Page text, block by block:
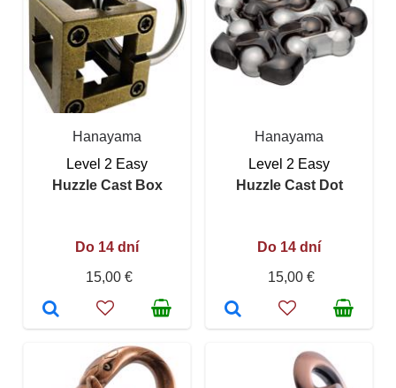
Hanayama
Level 2 Easy
Huzzle Cast Box
Do 14 dní
15,00 €
Hanayama
Level 2 Easy
Huzzle Cast Dot
Do 14 dní
15,00 €